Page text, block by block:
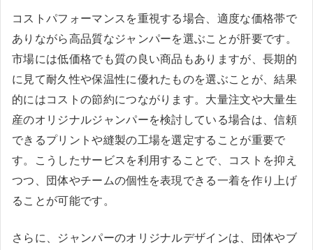
コストパフォーマンスを重視する場合、適度な価格帯で
ありながら高品質なジャンパーを選ぶことが肝要です。
市場には低価格でも質の良い商品もありますが、長期的
に見て耐久性や保温性に優れたものを選ぶことが、結果
的にはコストの節約につながります。大量注文や大量生
産のオリジナルジャンパーを検討している場合は、信頼
できるプリントや縫製の工場を選定することが重要で
す。こうしたサービスを利用することで、コストを抑え
つつ、団体やチームの個性を表現できる一着を作り上げ
ることが可能です。
さらに、ジャンパーのオリジナルデザインは、団体やブ